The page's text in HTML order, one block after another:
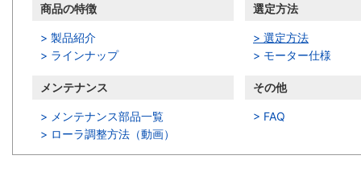
商品の特徴
> 製品紹介
> ラインナップ
選定方法
> 選定方法
> モーター仕様
メンテナンス
> メンテナンス部品一覧
> ローラ調整方法（動画）
その他
> FAQ